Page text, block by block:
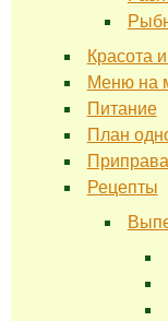
Красота
Меню на
Питание
План
Приправа
Рецепты